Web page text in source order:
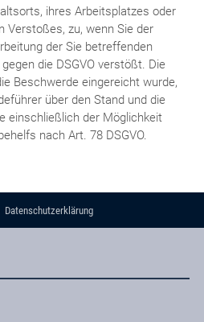
ihres Arbeitsplatzes oder
zu, wenn Sie der
der Sie betreffenden
die DSGVO verstößt. Die
Beschwerde eingereicht wurde,
über den Stand und die
einschließlich der Möglichkeit
nach Art. 78 DSGVO.
Datenschutzerklärung